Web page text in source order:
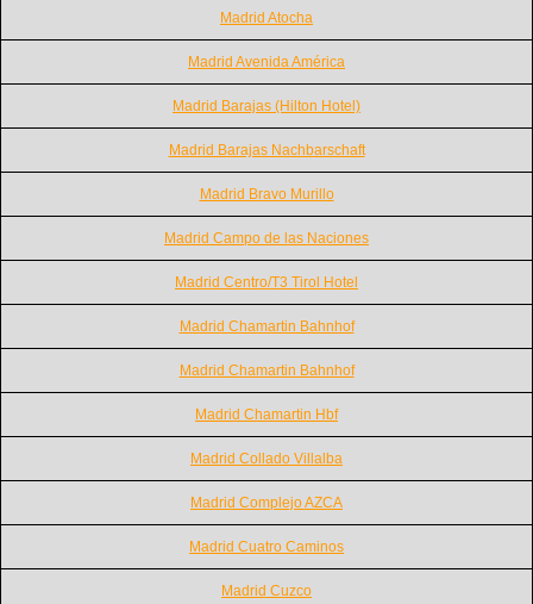
Madrid Atocha
Madrid Avenida América
Madrid Barajas (Hilton Hotel)
Madrid Barajas Nachbarschaft
Madrid Bravo Murillo
Madrid Campo de las Naciones
Madrid Centro/T3 Tirol Hotel
Madrid Chamartin Bahnhof
Madrid Chamartin Bahnhof
Madrid Chamartin Hbf
Madrid Collado Villalba
Madrid Complejo AZCA
Madrid Cuatro Caminos
Madrid Cuzco